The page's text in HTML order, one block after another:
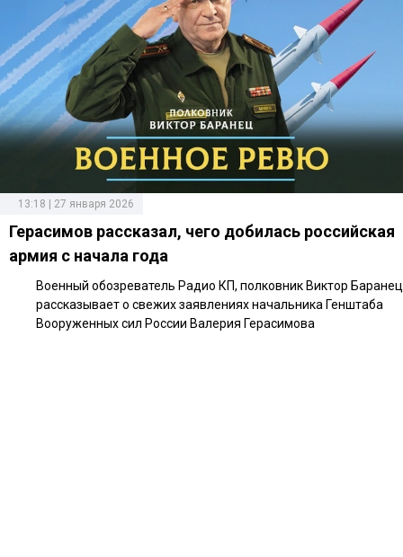
13:18 | 27 января 2026
Герасимов рассказал, чего добилась российская
армия с начала года
Военный обозреватель Радио КП, полковник Виктор Баранец
рассказывает о свежих заявлениях начальника Генштаба
Вооруженных сил России Валерия Герасимова